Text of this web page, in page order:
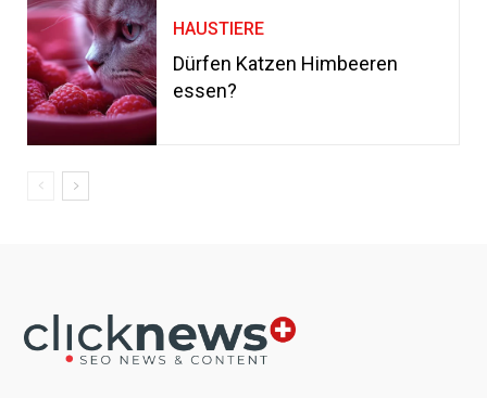
HAUSTIERE
Dürfen Katzen Himbeeren
essen?